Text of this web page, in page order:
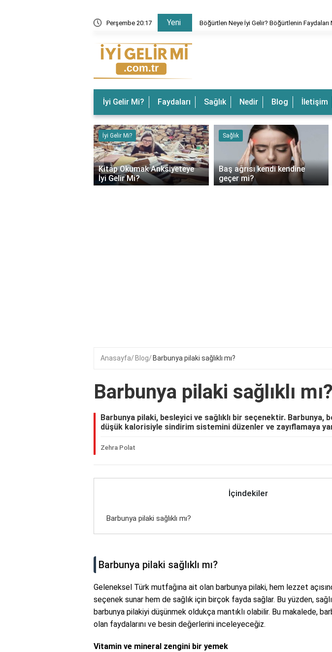
Perşembe 20:17 Yeni
Böğürtlenin Faydaları Nelerdir? Böğürtlen Neye İyi Gelir? Böğürtlenin Faydaları
İyi Gelir Mi? Faydaları Sağlık Nedir Blog İletişim
İyi Gelir Mi?
Kitap Okumak Anksiyeteye
İyi Gelir Mi?
Sağlık
Baş ağrısı kendi kendine
geçer mi?
‹
Anasayfa Blog Barbunya pilaki sağlıklı mı?
Barbunya pilaki sağlıklı mı?
Barbunya pilaki, besleyici ve sağlıklı bir seçenektir. Barbunya,
düşük kalorisiyle sindirim sistemini düzenler ve zayıflamaya
Zehra Polat
İçindekiler
Barbunya pilaki sağlıklı mı?
Barbunya pilaki sağlıklı mı?
Geleneksel Türk mutfağına ait olan barbunya pilaki, hem lezzet
seçenek sunar hem de sağlık için birçok fayda sağlar. Bu yüzden,
barbunya pilakiyi düşünmek oldukça mantıklı olabilir. Bu makalede,
olan faydalarını ve besin değerlerini inceleyeceğiz.
Vitamin ve mineral zengini bir yemek